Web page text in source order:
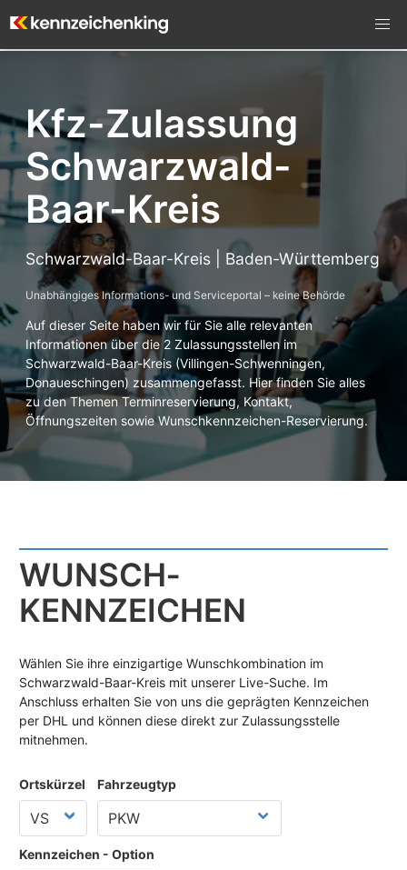
Kfz-Zulassung
Schwarzwald-
Baar-Kreis
Schwarzwald-Baar-Kreis | Baden-Württemberg
Unabhängiges Informations- und Serviceportal – keine Behörde
Auf dieser Seite haben wir für Sie alle relevanten
Informationen über die 2 Zulassungsstellen im
Schwarzwald-Baar-Kreis (Villingen-Schwenningen,
Donaueschingen) zusammengefasst. Hier finden Sie alles
zu den Themen Terminreservierung, Kontakt,
Öffnungszeiten sowie Wunschkennzeichen-Reservierung.
WUNSCH­
KENNZEICHEN
Wählen Sie ihre einzigartige Wunschkombination im
Schwarzwald-Baar-Kreis mit unserer Live-Suche. Im
Anschluss erhalten Sie von uns die geprägten Kennzeichen
per DHL und können diese direkt zur Zulassungsstelle
mitnehmen.
Ortskürzel Fahrzeugtyp
Kennzeichen - Option